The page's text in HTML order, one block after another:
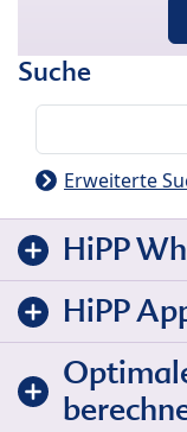
Suche
Erweiterte
HiPP
HiPP